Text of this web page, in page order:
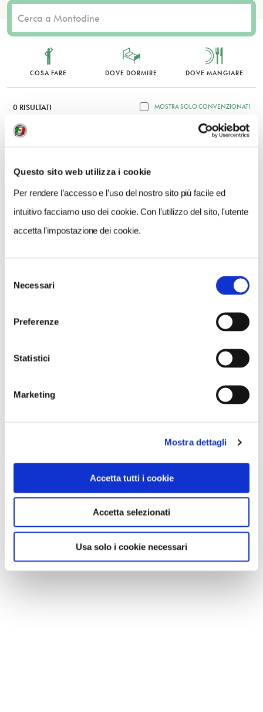
Questo sito web utilizza i cookie
Per rendere l’accesso e l’uso del nostro sito più facile ed
intuitivo facciamo uso dei cookie. Con l'utilizzo del sito, l'utente
accetta l'impostazione dei cookie.
delNecessari
Preferenze
Statistici
Marketing
Mostra dettagli
Accetta tutti i cookie
Accetta selezionati
Usa solo i cookie necessari
COSA FARE DOVE DORMIRE DOVE MANGIARE
0 RISULTATI MOSTRA SOLO CONVENZIONATI
MAPPA